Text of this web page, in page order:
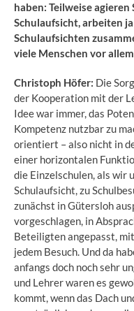
haben: Teilweise
Schulaufsicht, arbeiten
Schulaufsichten
viele Menschen vor
Christoph Höfer: Die
der Kooperation mit der
Idee war immer, das
Kompetenz nutzbar zu
orientiert – also nicht in
einer horizontalen
die Einzelschulen, als wir
Schulaufsicht, zu
zunächst in Gütersloh
vorgeschlagen, in
Beteiligten angepasst,
jedem Besuch. Und da
anfangs doch noch sehr
und Lehrer waren es
kommt, wenn das Dach